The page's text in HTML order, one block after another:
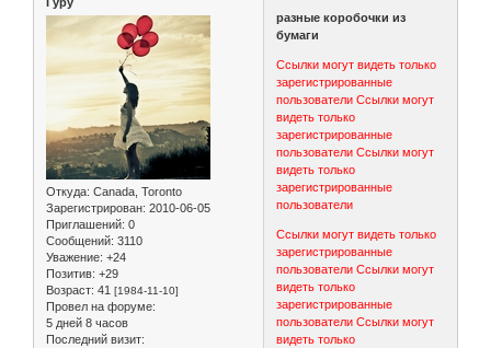
Откуда: Canada, Toronto
Зарегистрирован: 2010-06-05
Приглашений: 0
Сообщений: 3110
Уважение: +24
Позитив: +29
Возраст: 41 [1984-11-10]
Провел на форуме:
5 дней 8 часов
Последний визит:
разные коробочки из
бумаги
Ссылки могут видеть только
зарегистрированные
пользователи Ссылки могут
видеть только
зарегистрированные
пользователи Ссылки могут
видеть только
зарегистрированные
пользователи
Ссылки могут видеть только
зарегистрированные
пользователи Ссылки могут
видеть только
зарегистрированные
пользователи Ссылки могут
видеть только